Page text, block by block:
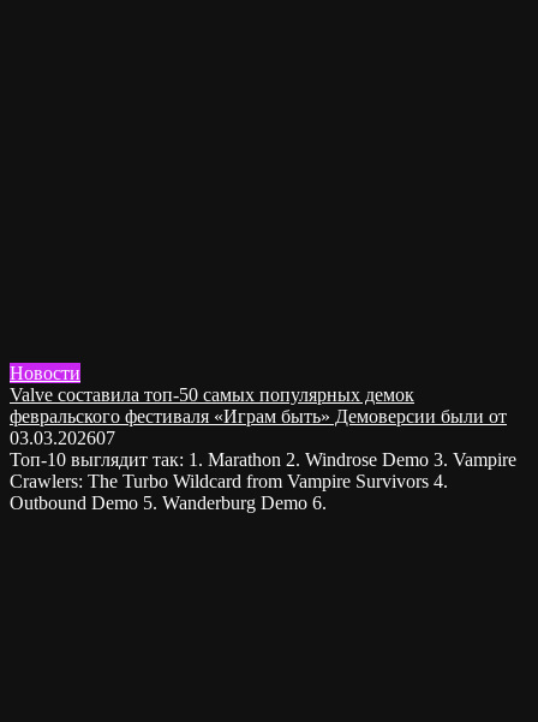
Новости
Valve составила топ-50 самых популярных демок
февральского фестиваля «Играм быть» Демоверсии были от
03.03.202607
Топ-10 выглядит так: 1. Marathon 2. Windrose Demo 3. Vampire
Crawlers: The Turbo Wildcard from Vampire Survivors 4.
Outbound Demo 5. Wanderburg Demo 6.